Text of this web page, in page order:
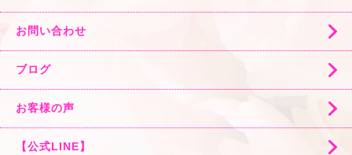
お問い合わせ
ブログ
お客様の声
【公式LINE】